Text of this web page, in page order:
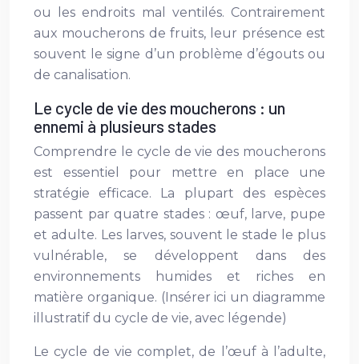
ou les endroits mal ventilés. Contrairement
aux moucherons de fruits, leur présence est
souvent le signe d’un problème d’égouts ou
de canalisation.
Le cycle de vie des moucherons : un
ennemi à plusieurs stades
Comprendre le cycle de vie des moucherons
est essentiel pour mettre en place une
stratégie efficace. La plupart des espèces
passent par quatre stades : œuf, larve, pupe
et adulte. Les larves, souvent le stade le plus
vulnérable, se développent dans des
environnements humides et riches en
matière organique. (Insérer ici un diagramme
illustratif du cycle de vie, avec légende)
Le cycle de vie complet, de l’œuf à l’adulte,